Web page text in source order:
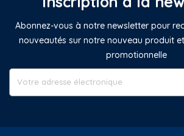
Abonnez-vous à notre newsletter pour
nouveautés sur notre nouveau produit
promotionnelle